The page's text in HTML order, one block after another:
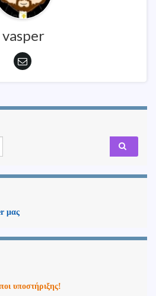
vasper
μας
υποστήριξης!